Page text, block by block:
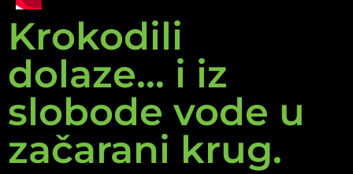
Krokodili
dolaze... i iz
slobode vode u
začarani krug.